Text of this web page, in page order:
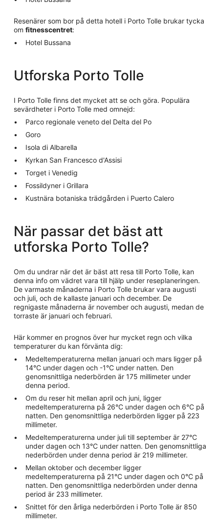
Resenärer som bor på detta hotell i Porto Tolle brukar tycka
om fitnesscentret:
Hotel Bussana
Utforska Porto Tolle
I Porto Tolle finns det mycket att se och göra. Populära
sevärdheter i Porto Tolle med omnejd:
Parco regionale veneto del Delta del Po
Goro
Isola di Albarella
Kyrkan San Francesco d'Assisi
Torget i Venedig
Fossildyner i Grillara
Kustnära botaniska trädgården i Puerto Calero
När passar det bäst att
utforska Porto Tolle?
Om du undrar när det är bäst att resa till Porto Tolle, kan
denna info om vädret vara till hjälp under reseplaneringen.
De varmaste månaderna i Porto Tolle brukar vara augusti
och juli, och de kallaste januari och december. De
regnigaste månaderna är november och augusti, medan de
torraste är januari och februari.
Här kommer en prognos över hur mycket regn och vilka
temperaturer du kan förvänta dig:
Medeltemperaturerna mellan januari och mars ligger på
14°C under dagen och -1°C under natten. Den
genomsnittliga nederbörden är 175 millimeter under
denna period.
Om du reser hit mellan april och juni, ligger
medeltemperaturerna på 26°C under dagen och 6°C på
natten. Den genomsnittliga nederbörden ligger på 223
millimeter.
Medeltemperaturerna under juli till september är 27°C
under dagen och 13°C under natten. Den genomsnittliga
nederbörden under denna period är 219 millimeter.
Mellan oktober och december ligger
medeltemperaturerna på 21°C under dagen och 0°C på
natten. Den genomsnittliga nederbörden under denna
period är 233 millimeter.
Snittet för den årliga nederbörden i Porto Tolle är 850
millimeter.